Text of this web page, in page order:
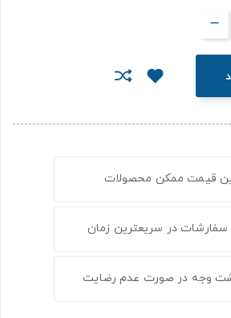
قیمت ممکن محصولات
سفارشات در سریعترین زمان
وجه در صورت عدم رضایت